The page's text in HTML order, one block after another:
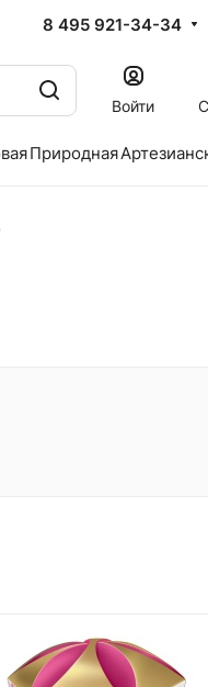
8 495 921-34-34
Войти
Природная